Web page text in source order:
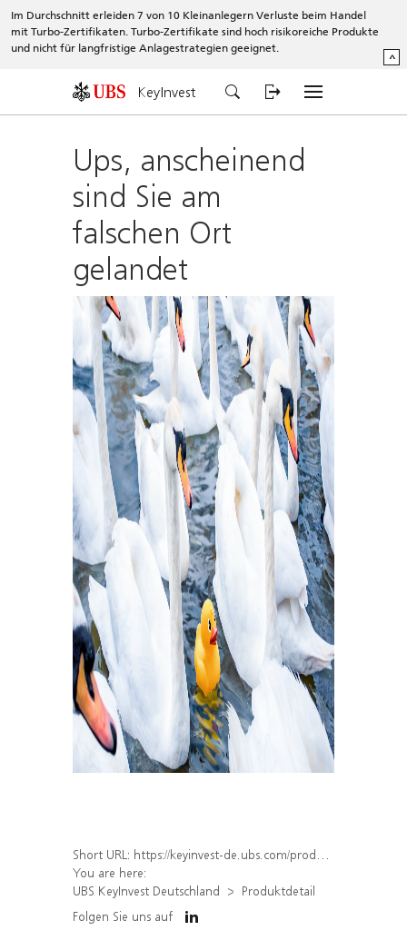
Im Durchschnitt erleiden 7 von 10 Kleinanlegern Verluste beim Handel
mit Turbo-Zertifikaten. Turbo-Zertifikate sind hoch risikoreiche Produkte
und nicht für langfristige Anlagestrategien geeignet.
^
KeyInvest
Ups, anscheinend
sind Sie am
falschen Ort
gelandet
Short URL: https://keyinvest-de.ubs.com/produkt/detail/index/isin/DE000UQ8EW66
You are here:
UBS KeyInvest Deutschland
Produktdetail
Folgen Sie uns auf